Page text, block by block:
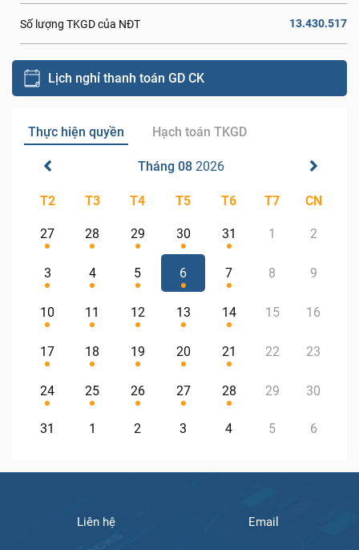
Số lượng TKGD của NĐT 13.430.517
Lịch nghỉ thanh toán GD CK
Thực hiện quyền Hạch toán TKGD
Tháng 08 2026
T2 T3 T4 T5 T6 T7 CN
27 28 29 30 31 1 2
3 4 5 6 7 8 9
10 11 12 13 14 15 16
17 18 19 20 21 22 23
24 25 26 27 28 29 30
31 1 2 3 4 5 6
Liên hệ Email